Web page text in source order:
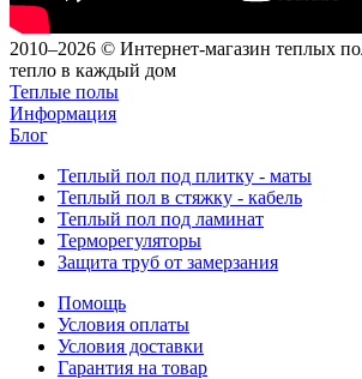
2010–2026 © Интернет-магазин теплых
тепло в каждый дом
Теплые полы
Информация
Блог
Теплый пол под плитку - маты
Теплый пол в стяжку - кабель
Теплый пол под ламинат
Терморегуляторы
Защита труб от замерзания
Помощь
Условия оплаты
Условия доставки
Гарантия на товар